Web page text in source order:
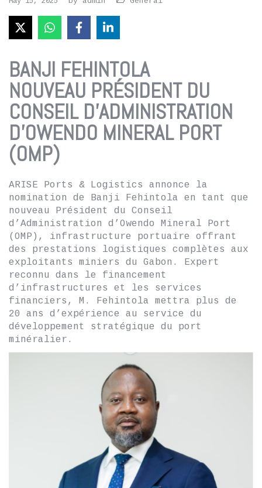
BANJI FEHINTOLA
NOUVEAU PRÉSIDENT DU
CONSEIL D’ADMINISTRATION
D’OWENDO MINERAL PORT
(OMP)
ARISE Ports & Logistics annonce la
nomination de Banji Fehintola en tant que
nouveau Président du Conseil
d’Administration d’Owendo Mineral Port
(OMP), infrastructure portuaire offrant
des prestations logistiques complètes aux
exploitants miniers du Gabon. Expert
reconnu dans le financement
d’infrastructures et les services
financiers, M. Fehintola mettra plus de
20 ans d’expérience au service du
développement stratégique du port
minéralier.